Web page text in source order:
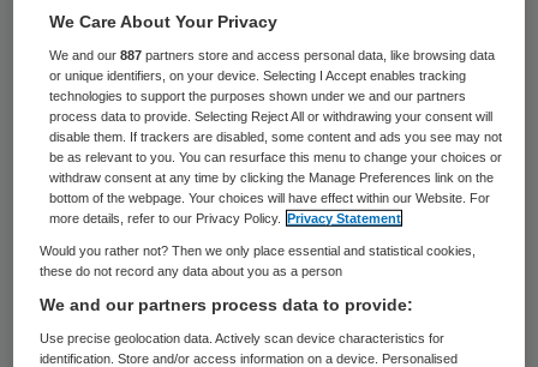
Het Amerikaanse farmacieconcern Johnson
& Johnson heeft afgelopen kwartaal flink
last gehad van de sterke dollar. Daardoor
leverden in het buitenland verkochte
medicijnen minder omzet op.
Johnson & Johnson rapporteerde dinsdag
over het derde kwartaal een nettowinst
van 4,2 miljard dollar (3,7 miljard euro), bijna
We Care About Your Privacy
We and our887 partners store and access personal data, like browsing data
or unique identifiers, on your device. Selecting I Accept enables tracking
technologies to support the purposes shown under we and our partners
process data to provide. Selecting Reject All or withdrawing your consent will
disable them. If trackers are disabled, some content and ads you see may not
be as relevant to you. You can resurface this menu to change your choices or
withdraw consent at any time by clicking the Manage Preferences link on the
bottom of the webpage. Your choices will have effect within our Website. For
more details, refer to our Privacy Policy.
Privacy Statement
Would you rather not? Then we only place essential and statistical cookies,
these do not record any data about you as a person
We and our partners process data to provide:
Use precise geolocation data. Actively scan device characteristics for
identification. Store and/or access information on a device. Personalised